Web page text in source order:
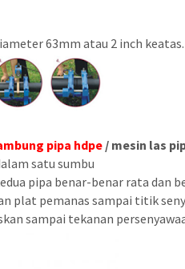
63mm atau 2 inch keatas.
pipa hdpe / mesin las
satu sumbu
pipa benar-benar rata dan
plat pemanas sampai titik
sampai tekanan